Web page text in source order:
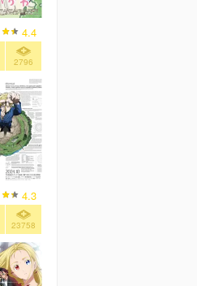
4.4
2796
4.3
23758